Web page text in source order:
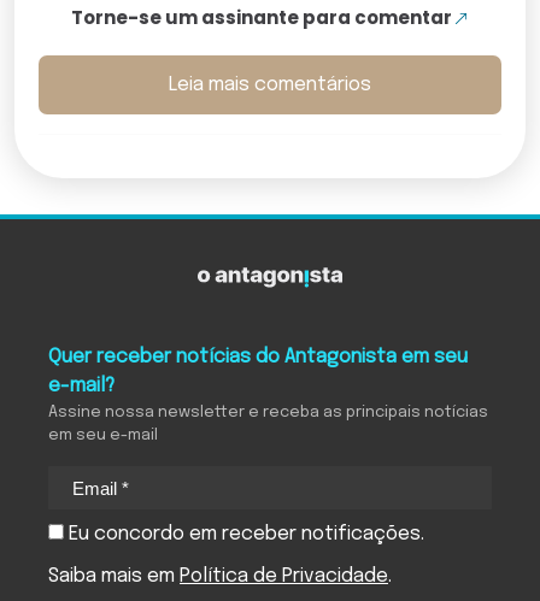
Torne-se um assinante para comentar
Leia mais comentários
Quer receber notícias do Antagonista em seu
e-mail?
Assine nossa newsletter e receba as principais notícias
em seu e-mail
Eu concordo em receber notificações.
Saiba mais em Política de Privacidade.